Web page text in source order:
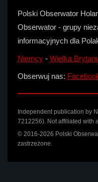
Polski Obserwator
Obserwator - grupy
informacyjnych dla
Niemcy - Wielka
Obserwuj nas:
Independent publication by
7212256). Not affiliated with
© 2016-2026 Polski
zastrzeżone.